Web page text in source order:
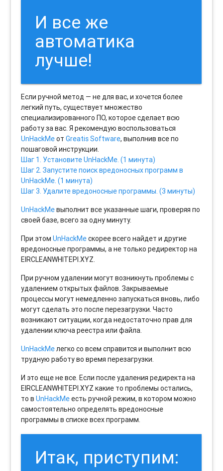
И все же
автоматика
лучше!
Если ручной метод — не для вас, и хочется более
легкий путь, существует множество
специализированного ПО, которое сделает всю
работу за вас. Я рекомендую воспользоваться
UnHackMeотGreatis Software, выполнив все по
пошаговой инструкции.
Шаг 1. Установите UnHackMe. (1 минута)
Шаг 2. Запустите поиск вредоносных программ в
UnHackMe. (1 минута)
Шаг 3. Удалите вредоносные программы. (3 минуты)
UnHackMeвыполнит все указанные шаги, проверяя по
своей базе, всего за одну минуту.
При этомUnHackMeскорее всего найдет и другие
вредоносные программы, а не только редиректор на
EIRCLEANWHITEPI.XYZ.
При ручном удалении могут возникнуть проблемы с
удалением открытых файлов. Закрываемые
процессы могут немедленно запускаться вновь, либо
могут сделать это после перезагрузки. Часто
возникают ситуации, когда недостаточно прав для
удалении ключа реестра или файла.
UnHackMeлегко со всем справится и выполнит всю
трудную работу во время перезагрузки.
И это еще не все. Если после удаления редиректа на
EIRCLEANWHITEPI.XYZ какие то проблемы остались,
то вUnHackMeесть ручной режим, в котором можно
самостоятельно определять вредоносные
программы в списке всех программ.
Итак, приступим: